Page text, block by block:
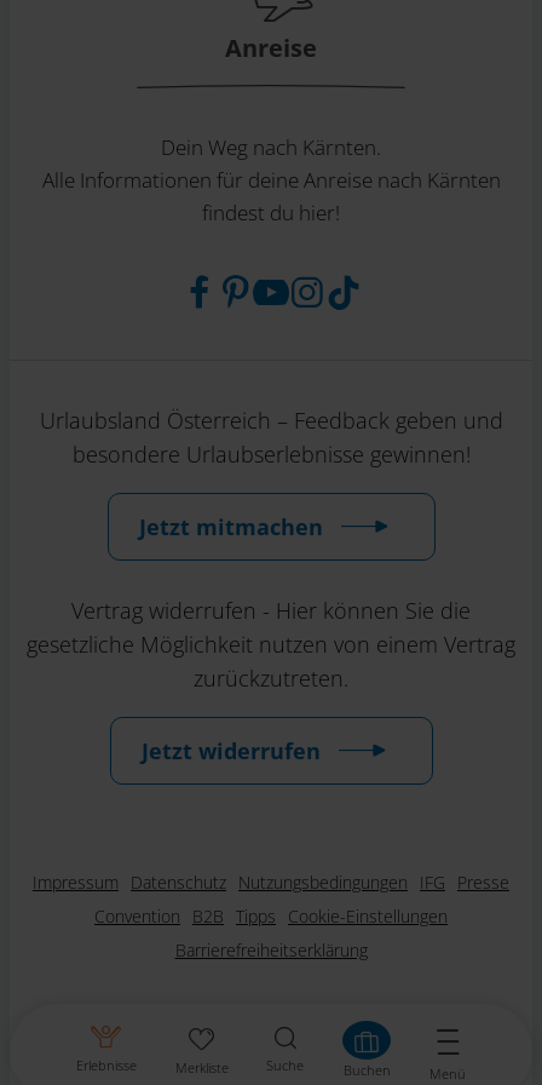
Erlebnisse Merkliste Suche Buchen Menü
Anreise
Dein Weg nach Kärnten.
Alle Informationen für deine Anreise nach Kärnten
findest du hier!
Urlaubsland Österreich – Feedback geben und
besondere Urlaubserlebnisse gewinnen!
Jetzt mitmachen
Vertrag widerrufen - Hier können Sie die
gesetzliche Möglichkeit nutzen von einem Vertrag
zurückzutreten.
Jetzt widerrufen
Impressum Datenschutz Nutzungsbedingungen IFG
Presse
Convention
B2B Tipps
Cookie-Einstellungen
Barrierefreiheitserklärung